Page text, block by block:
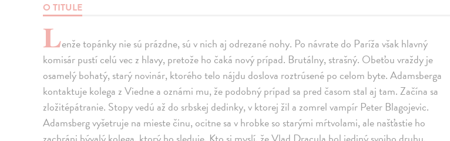
O TITULE
Lenže topánky nie sú prázdne, sú v nich aj odrezané nohy. Po návrate do Paríža však hlavný
komisár pustí celú vec z hlavy, pretože ho čaká nový prípad. Brutálny, strašný. Obeťou vraždy je
osamelý bohatý, starý novinár, ktorého telo nájdu doslova roztrúsené po celom byte. Adamsberga
kontaktuje kolega z Viedne a oznámi mu, že podobný prípad sa pred časom stal aj tam. Začína sa
zložitépátranie. Stopy vedú až do srbskej dedinky, v ktorej žil a zomrel vampír Peter Blagojevic.
Adamsberg vyšetruje na mieste činu, ocitne sa v hrobke so starými mŕtvolami, ale našťastie ho